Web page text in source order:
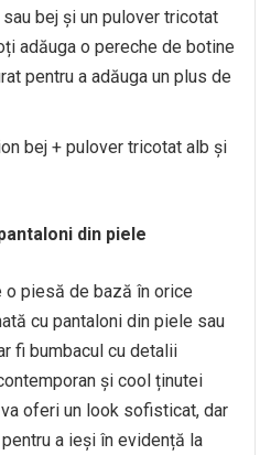
bej și un pulover tricotat
adăuga o pereche de botine
pentru a adăuga un plus de
bej + pulover tricotat alb și
din piele
piesă de bază în orice
cu pantaloni din piele sau
fi bumbacul cu detalii
și cool ținutei
oferi un look sofisticat, dar
a ieși în evidență la